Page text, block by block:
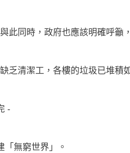
此同時，政府也應該明確呼籲
乏清潔工，各樓的垃圾已堆積
-
無窮世界」。